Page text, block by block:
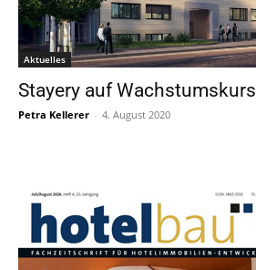
Aktuelles
Stayery auf Wachstumskurs
Petra Kellerer - 4. August 2020